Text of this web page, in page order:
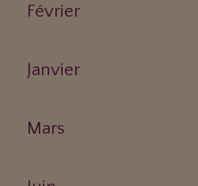
Février
Janvier
Mars